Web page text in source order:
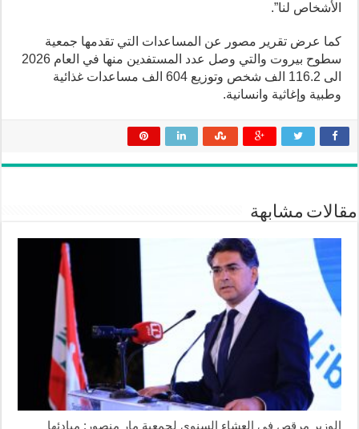
الأشخاص لنا”.
كما عرض تقرير مصور عن المساعدات التي تقدمها جمعية
سطوح بيروت والتي وصل عدد المستفدين منها في العام 2026
الى 116.2 الف شخص وتوزيع 604 الف مساعدات غذائية
وطبية وإغاثية وانسانية.
مقالات مشابهة
الوزير مرقص في العشاء السنوي لجمعية مار منصور: مبادئها